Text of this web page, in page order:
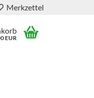
Merkzettel
EUR